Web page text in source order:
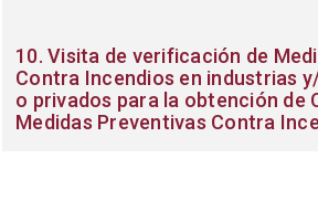
10. Visita de verificación de
Contra Incendios en industrias
o privados para la obtención de
Medidas Preventivas Contra